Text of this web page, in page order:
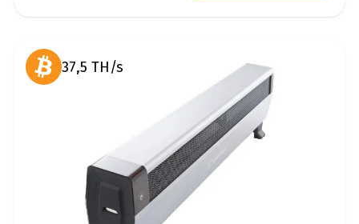
37,5 TH/s